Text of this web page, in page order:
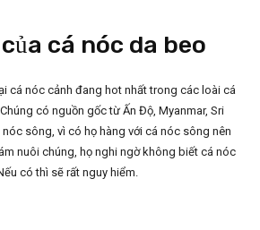
cá nóc da beo
cá nóc cảnh đang hot nhất trong các loài cá
Chúng có nguồn gốc từ Ấn Độ, Myanmar, Sri
nóc sông, vì có họ hàng với cá nóc sông nên
nuôi chúng, họ nghi ngờ không biết cá nóc
có thì sẽ rất nguy hiểm.